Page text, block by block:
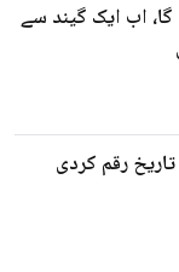
اب ایک گیند سے
رقم کردی